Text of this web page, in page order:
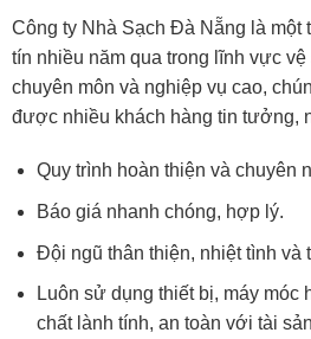
Công ty Nhà Sạch Đà Nẵng là một
tín nhiều năm qua trong lĩnh vực
chuyên môn và nghiệp vụ cao,
được nhiều khách hàng tin tưởng,
Quy trình hoàn thiện và chuyên
Báo giá nhanh chóng, hợp lý.
Đội ngũ thân thiện, nhiệt tình và
Luôn sử dụng thiết bị, máy móc
chất lành tính, an toàn với tài